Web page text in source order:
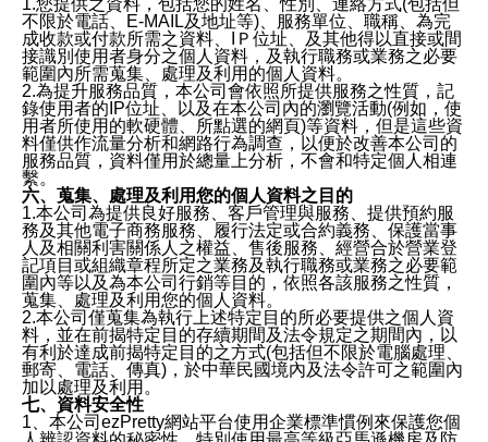
1.您提供之資料，包括您的姓名、性別、連絡方式(包括但
不限於電話、E-MAIL及地址等)、服務單位、職稱、為完
成收款或付款所需之資料、IＰ位址、及其他得以直接或間
接識別使用者身分之個人資料，及執行職務或業務之必要
範圍內所需蒐集、處理及利用的個人資料。
2.為提升服務品質，本公司會依照所提供服務之性質，記
錄使用者的IP位址、以及在本公司內的瀏覽活動(例如，使
用者所使用的軟硬體、所點選的網頁)等資料，但是這些資
料僅供作流量分析和網路行為調查，以便於改善本公司的
服務品質，資料僅用於總量上分析，不會和特定個人相連
繫。
六、蒐集、處理及利用您的個人資料之目的
1.本公司為提供良好服務、客戶管理與服務、提供預約服
務及其他電子商務服務、履行法定或合約義務、保護當事
人及相關利害關係人之權益、售後服務、經營合於營業登
記項目或組織章程所定之業務及執行職務或業務之必要範
圍內等以及為本公司行銷等目的，依照各該服務之性質，
蒐集、處理及利用您的個人資料。
2.本公司僅蒐集為執行上述特定目的所必要提供之個人資
料，並在前揭特定目的存續期間及法令規定之期間內，以
有利於達成前揭特定目的之方式(包括但不限於電腦處理、
郵寄、電話、傳真)，於中華民國境內及法令許可之範圍內
加以處理及利用。
七、資料安全性
1、本公司ezPretty網站平台使用企業標準慣例來保護您個